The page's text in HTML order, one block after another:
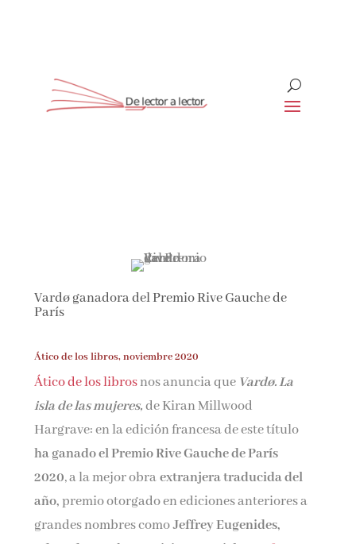
Vardø ganadora del Premio Rive Gauche de
París
Ático de los libros, noviembre 2020
Ático de los librosnos anuncia que Vardø. La
isla de las mujeres,de Kiran Millwood
Hargrave: en la edición francesa de este título
ha ganado el Premio Rive Gauche de París
2020, a la mejor obraextranjera traducida del
año,premio otorgado en ediciones anteriores a
grandes nombres comoJeffrey Eugenides,
Suscríbete
Únete a nuestra comunidad de amantes de la
literatura y recibe las últimas noticias y
Email*
Por favor, acepta los
términos y condiciones
de privacidad